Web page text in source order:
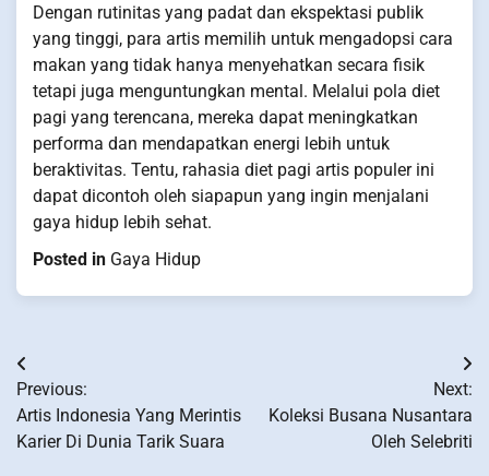
Dengan rutinitas yang padat dan ekspektasi publik
yang tinggi, para artis memilih untuk mengadopsi cara
makan yang tidak hanya menyehatkan secara fisik
tetapi juga menguntungkan mental. Melalui pola diet
pagi yang terencana, mereka dapat meningkatkan
performa dan mendapatkan energi lebih untuk
beraktivitas. Tentu, rahasia diet pagi artis populer ini
dapat dicontoh oleh siapapun yang ingin menjalani
gaya hidup lebih sehat.
Posted in Gaya Hidup
Post
navigation
Previous:
Artis Indonesia Yang Merintis
Karier Di Dunia Tarik Suara
Next:
Koleksi Busana Nusantara
Oleh Selebriti